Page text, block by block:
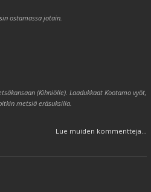
ostamassa jotain.
(Kihniölle). Laadukkaat Kootamo vyöt,
metsiä eräsuksilla.
Lue muiden kommentteja...